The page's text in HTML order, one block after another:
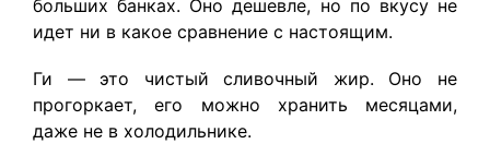
больших банках. Оно дешевле, но по вкусу не
идет ни в какое сравнение с настоящим.
Ги — это чистый сливочный жир. Оно не
прогоркает, его можно хранить месяцами,
даже не в холодильнике.